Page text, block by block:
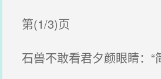
第(1/3)页
石兽不敢看君夕颜眼睛：“